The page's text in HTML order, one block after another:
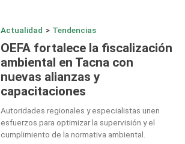
Actualidad > Tendencias
OEFA fortalece la fiscalización
ambiental en Tacna con
nuevas alianzas y
capacitaciones
Autoridades regionales y especialistas unen
esfuerzos para optimizar la supervisión y el
cumplimiento de la normativa ambiental.